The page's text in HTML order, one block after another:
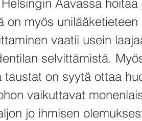
Aavassa
on myös
vaatii usein
selvittämistä.
taustat on syytä ottaa
vaikuttavat
jo ihmisen